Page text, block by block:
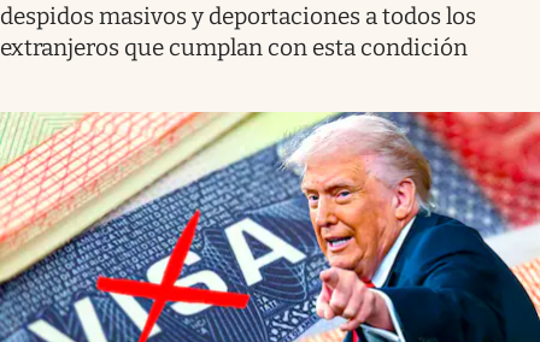
despidos masivos y deportaciones a todos los
extranjeros que cumplan con esta condición